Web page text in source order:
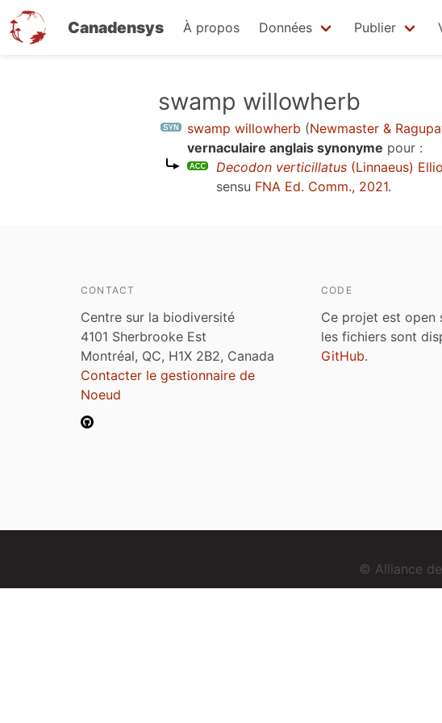
Canadensys À propos Données Publier
swamp willowherb
swamp willowherb (Newmaster &
vernaculaire anglais synonyme pour :
Decodon verticillatus (Linnaeus)
sensu FNA Ed. Comm., 2021.
CONTACT
Centre sur la biodiversité
4101 Sherbrooke Est
Montréal, QC, H1X 2B2, Canada
Contacter le gestionnaire de
Noeud
CODE
Ce projet est open
les fichiers sont
GitHub.
© Alliance